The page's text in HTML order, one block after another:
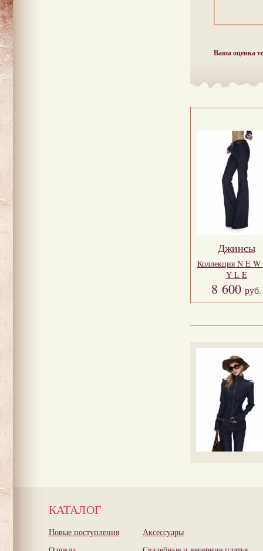
Ваша оценка
Джинсы
Коллекция N E W
Y L E
8 600 руб.
КАТАЛОГ
Новые поступления
Аксессуары